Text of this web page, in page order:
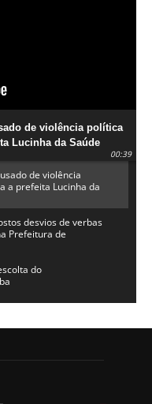
de violência política
Lucinha da Saúde
00:39
de violência
a prefeita Lucinha da
desvios de verbas
Prefeitura de
do
da Paraíba
agradece a Galdino,